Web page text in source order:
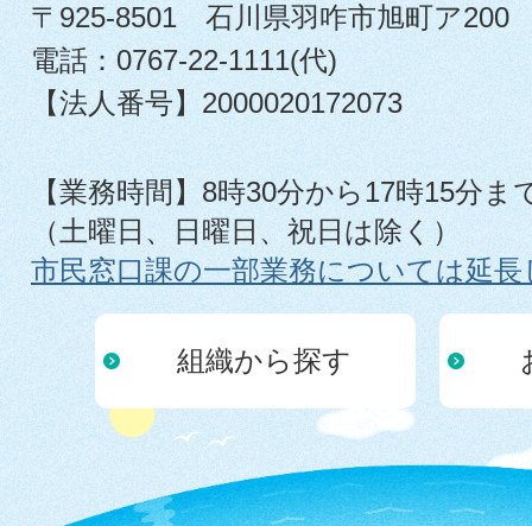
〒925-8501 石川県羽咋市旭町ア200
電話：0767-22-1111(代)
【法人番号】2000020172073
【業務時間】8時30分から17時15分ま
（土曜日、日曜日、祝日は除く）
市民窓口課の一部業務については延
組織から探す